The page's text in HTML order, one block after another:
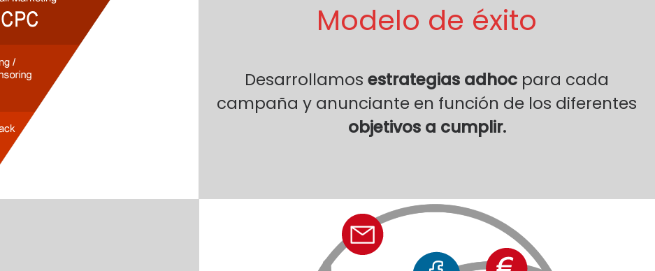
Modelo de éxito
Desarrollamos estrategias adhoc para cada
campaña y anunciante en función de los diferentes
objetivos a cumplir.